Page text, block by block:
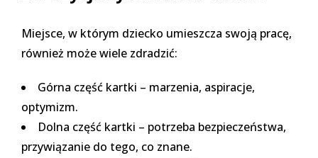
Miejsce, w którym dziecko umieszcza swoją pracę,
również może wiele zdradzić:
Górna część kartki – marzenia, aspiracje,
optymizm.
Dolna część kartki – potrzeba bezpieczeństwa,
przywiązanie do tego, co znane.